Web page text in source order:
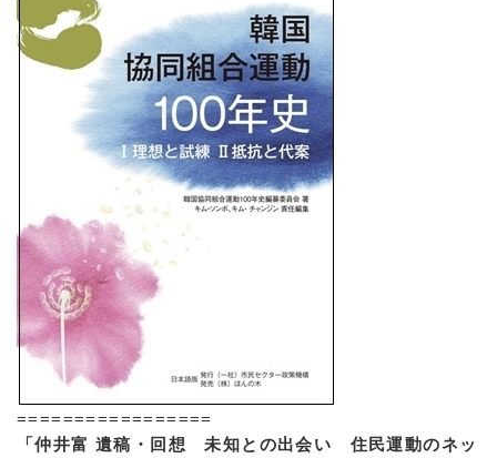
=================
「仲井富 遺稿・回想 未知との出会い 住民運動のネッ